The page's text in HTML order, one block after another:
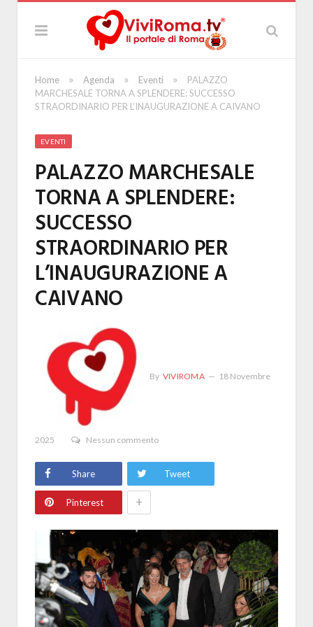
Home » Agenda » Eventi »
PALAZZO
MARCHESALE TORNA A SPLENDERE: SUCCESSO
STRAORDINARIO PER L’INAUGURAZIONE A CAIVANO
EVENTI
PALAZZO MARCHESALE
TORNA A SPLENDERE:
SUCCESSO
STRAORDINARIO PER
L’INAUGURAZIONE A
CAIVANO
By VIVIROMA 18 Novembre
2025 Nessun commento
Share Tweet
Pinterest +